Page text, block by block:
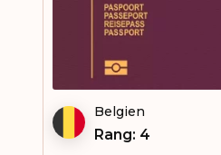
Gibraltar
Griechenland
Grönland
Belgien
Rang: 4